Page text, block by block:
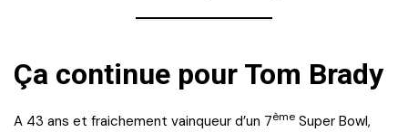
Ça continue pour Tom Brady
A 43 ans et fraichement vainqueur d’un 7ème Super Bowl,